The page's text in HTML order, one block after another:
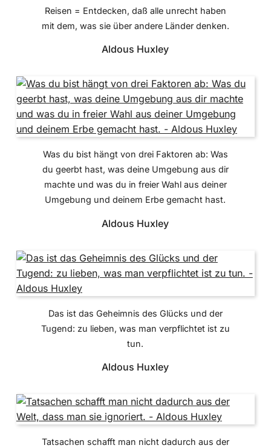
Reisen = Entdecken, daß alle unrecht haben
mit dem, was sie über andere Länder denken.
Aldous Huxley
Was du bist hängt von drei Faktoren ab: Was
du geerbt hast, was deine Umgebung aus dir
machte und was du in freier Wahl aus deiner
Umgebung und deinem Erbe gemacht hast.
Aldous Huxley
Das ist das Geheimnis des Glücks und der
Tugend: zu lieben, was man verpflichtet ist zu
tun.
Aldous Huxley
Tatsachen schafft man nicht dadurch aus der